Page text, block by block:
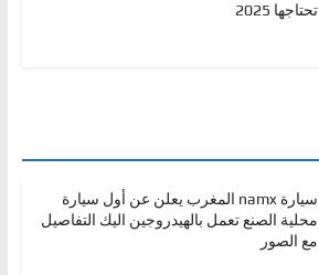
تحتاجها 2025
سيارة namx المغرب يعلن عن أول سيارة
محلية الصنع تعمل بالهيدروجين اليك التفاصيل
مع الصور